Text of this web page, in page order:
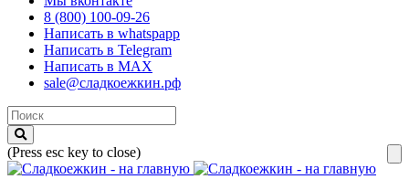
8 (800) 100-09-26
Написать в whatspapp
Написать в Telegram
Написать в MAX
sale@сладкоежкин.рф
(Press esc key to close)